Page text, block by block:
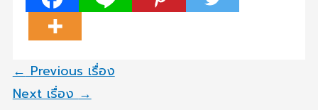
←Previous เรื่อง
Next เรื่อง→